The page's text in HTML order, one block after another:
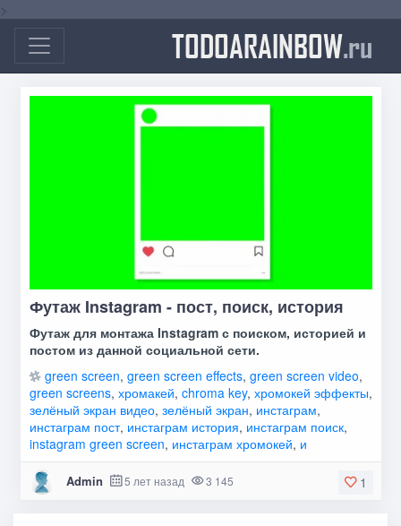
>
TODOARAINBOW.ru
Футаж Instagram - пост, поиск, история
Футаж для монтажа Instagram с поиском, историей и
постом из данной социальной сети.
green screen, green screen effects, green screen video,
green screens, хромакей, chroma key, хромокей эффекты,
зелёный экран видео, зелёный экран, инстаграм,
инстаграм пост, инстаграм история, инстаграм поиск,
instagram green screen, инстаграм хромокей, и
1
Admin 5 лет назад 3 145